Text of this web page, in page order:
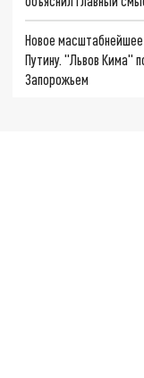
Новое масштабнейшее
Путину. "Львов Кима"
Запорожьем